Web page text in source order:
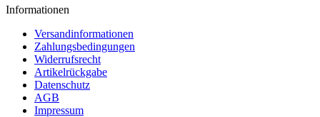
Informationen
Versandinformationen
Zahlungsbedingungen
Widerrufsrecht
Artikelrückgabe
Datenschutz
AGB
Impressum